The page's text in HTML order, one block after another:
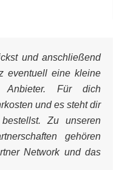
und anschließend
eventuell eine kleine
Anbieter. Für dich
und es steht dir
Zu unseren
gehören
Network und das